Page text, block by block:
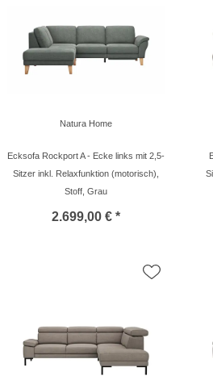
Natura Home
Ecksofa Rockport A - Ecke links mit 2,5-
Sitzer inkl. Relaxfunktion (motorisch),
Stoff, Grau
2.699,00 € *